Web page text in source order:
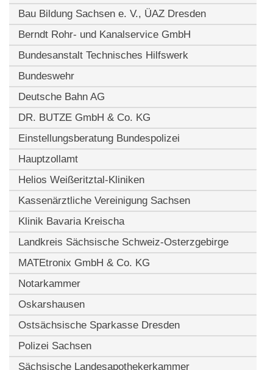
Bau Bildung Sachsen e. V., ÜAZ Dresden
Berndt Rohr- und Kanalservice GmbH
Bundesanstalt Technisches Hilfswerk
Bundeswehr
Deutsche Bahn AG
DR. BUTZE GmbH & Co. KG
Einstellungsberatung Bundespolizei
Hauptzollamt
Helios Weißeritztal-Kliniken
Kassenärztliche Vereinigung Sachsen
Klinik Bavaria Kreischa
Landkreis Sächsische Schweiz-Osterzgebirge
MATEtronix GmbH & Co. KG
Notarkammer
Oskarshausen
Ostsächsische Sparkasse Dresden
Polizei Sachsen
Sächsische Landesapothekerkammer